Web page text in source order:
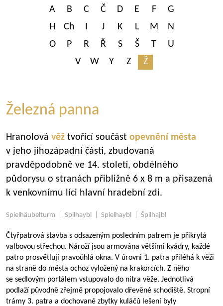
A B C Č D E F
G
H
Ch I J K L M
N
O
P R Ř S Š T
U
V
W Y Z Ž
Železná panna
Hranolová věž tvořící součást opevnění města
v jeho jihozápadní části, zbudovaná
pravděpodobně ve 14. století, obdélného
půdorysu o stranách přibližně 6 x 8 m a přisazená
k venkovnímu líci hlavní hradební zdi.
Spielhäubelturm | Spilhaybl | Spielhaybl | Špilhajbl
Čtyřpatrová stavba s odsazeným posledním patrem je přikrytá
valbovou střechou. Nároží jsou armována většími kvádry, každé
patro prosvětlují pravoúhlá okna. V úrovni 1. patra přiléhá k věži
na straně do města ochoz vyložený na krakorcích. Z něho
se sedlovým portálem vstupovalo do nitra věže. Jednotlivá
podlaží původně zřejmě propojovalo dřevěné schodiště. Stropní
trámy 3. patra a dochované zbytky kuláčů lešení byly